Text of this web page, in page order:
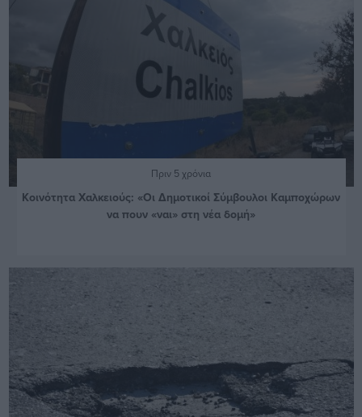
Πριν 5 χρόνια
Κοινότητα Χαλκειούς: «Οι Δημοτικοί Σύμβουλοι Καμποχώρων
να πουν «ναι» στη νέα δομή»